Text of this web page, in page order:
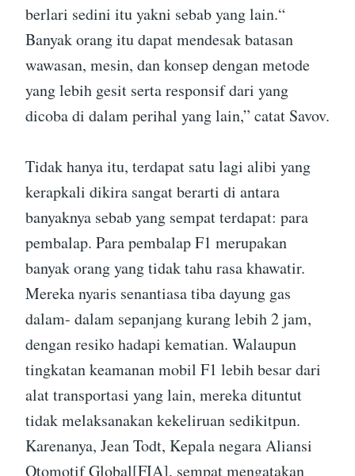
berlari sedini itu yakni sebab yang lain.“
Banyak orang itu dapat mendesak batasan
wawasan, mesin, dan konsep dengan metode
yang lebih gesit serta responsif dari yang
dicoba di dalam perihal yang lain,” catat Savov.
Tidak hanya itu, terdapat satu lagi alibi yang
kerapkali dikira sangat berarti di antara
banyaknya sebab yang sempat terdapat: para
pembalap. Para pembalap F1 merupakan
banyak orang yang tidak tahu rasa khawatir.
Mereka nyaris senantiasa tiba dayung gas
dalam- dalam sepanjang kurang lebih 2 jam,
dengan resiko hadapi kematian. Walaupun
tingkatan keamanan mobil F1 lebih besar dari
alat transportasi yang lain, mereka dituntut
tidak melaksanakan kekeliruan sedikitpun.
Karenanya, Jean Todt, Kepala negara Aliansi
Otomotif Global[FIA], sempat mengatakan